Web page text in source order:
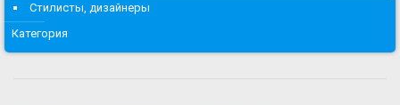
Стилисты, дизайнеры
Категория